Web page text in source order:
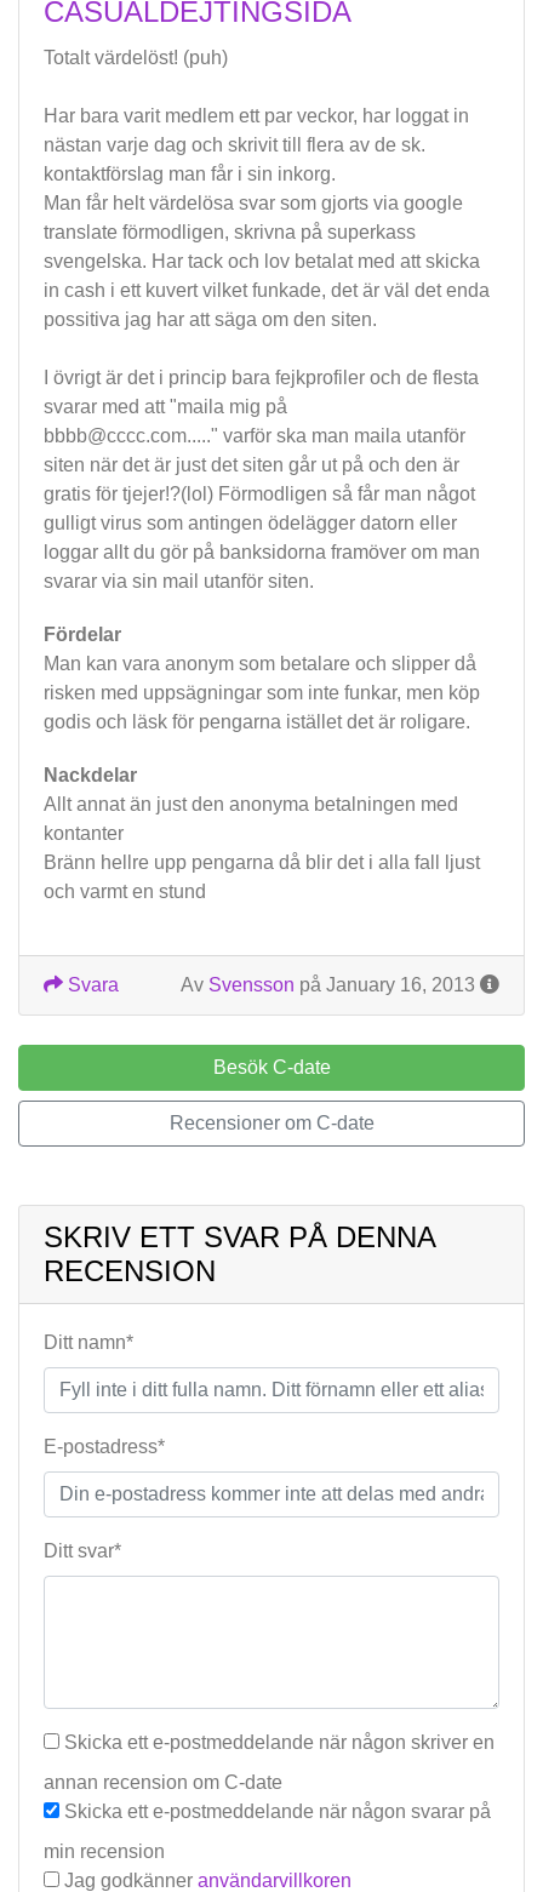
CASUALDEJTINGSIDA
Totalt värdelöst! (puh)
Har bara varit medlem ett par veckor, har loggat in
nästan varje dag och skrivit till flera av de sk.
kontaktförslag man får i sin inkorg.
Man får helt värdelösa svar som gjorts via google
translate förmodligen, skrivna på superkass
svengelska. Har tack och lov betalat med att skicka
in cash i ett kuvert vilket funkade, det är väl det enda
possitiva jag har att säga om den siten.
I övrigt är det i princip bara fejkprofiler och de flesta
svarar med att "maila mig på
bbbb@cccc.com....." varför ska man maila utanför
siten när det är just det siten går ut på och den är
gratis för tjejer!?(lol) Förmodligen så får man något
gulligt virus som antingen ödelägger datorn eller
loggar allt du gör på banksidorna framöver om man
svarar via sin mail utanför siten.
Fördelar
Man kan vara anonym som betalare och slipper då
risken med uppsägningar som inte funkar, men köp
godis och läsk för pengarna istället det är roligare.
Nackdelar
Allt annat än just den anonyma betalningen med
kontanter
Bränn hellre upp pengarna då blir det i alla fall ljust
och varmt en stund
Av Svensson på January 16, 2013
Svara
Besök C-date
Recensioner om C-date
SKRIV ETT SVAR PÅ DENNA
RECENSION
Ditt namn*
E-postadress*
Ditt svar*
Skicka ett e-postmeddelande när någon skriver en
annan recension om C-date
Skicka ett e-postmeddelande när någon svarar på
min recension
Jag godkänner användarvillkoren